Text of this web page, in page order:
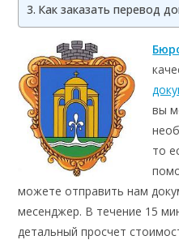
Как заказать перевод
вы
то
можете отправить нам
месенджер. В течение 15
детальный просчет